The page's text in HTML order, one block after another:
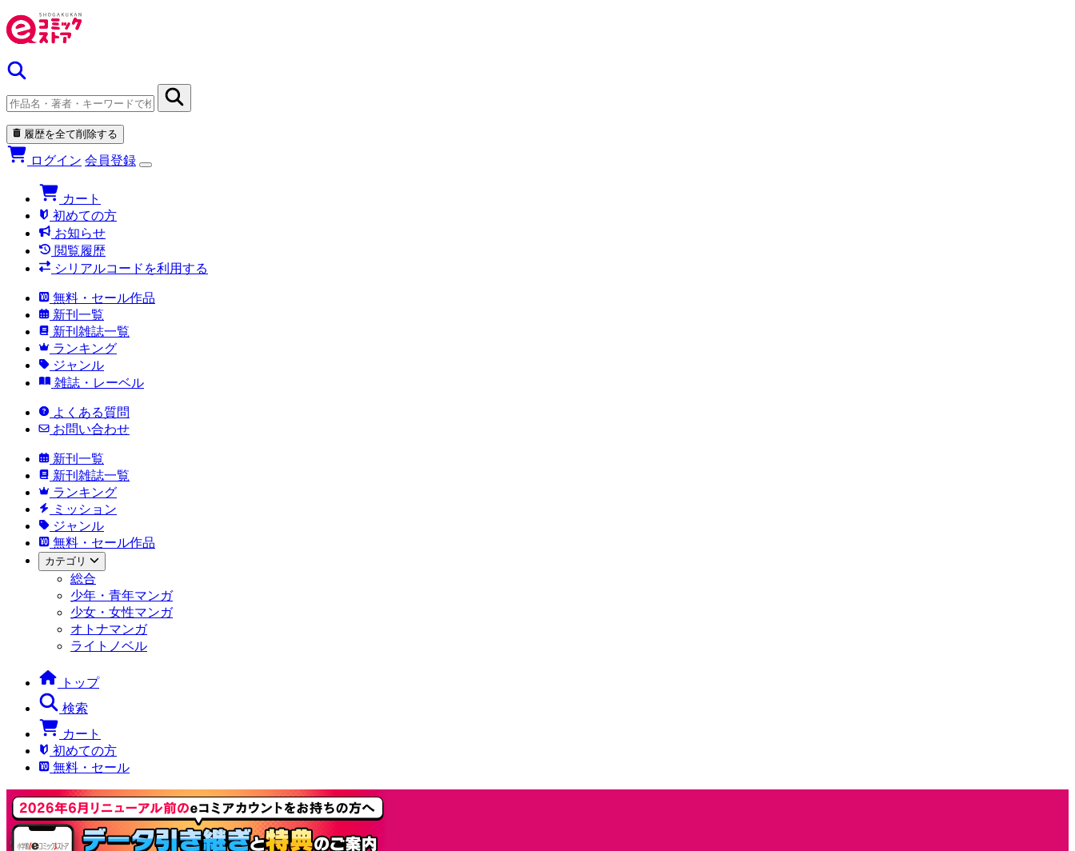
履歴を全て削除する
ログイン 会員登録
カート
初めての方
お知らせ
閲覧履歴
シリアルコードを利用する
無料・セール作品
新刊一覧
新刊雑誌一覧
ランキング
ジャンル
雑誌・レーベル
よくある質問
お問い合わせ
新刊一覧
新刊雑誌一覧
ランキング
ミッション
ジャンル
無料・セール作品
カテゴリ
総合
少年・青年マンガ
少女・女性マンガ
オトナマンガ
ライトノベル
トップ
検索
カート
初めての方
無料・セール